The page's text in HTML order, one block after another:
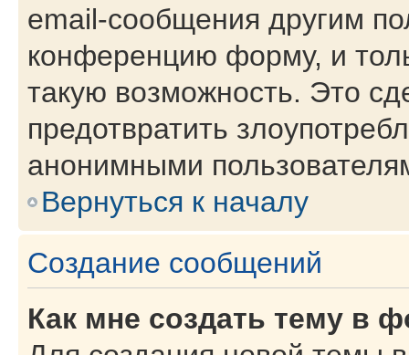
email-сообщения другим
конференцию форму, и
такую возможность. Это
предотвратить
анонимными
Вернуться к началу
Создание сообщений
Как мне создать тему в